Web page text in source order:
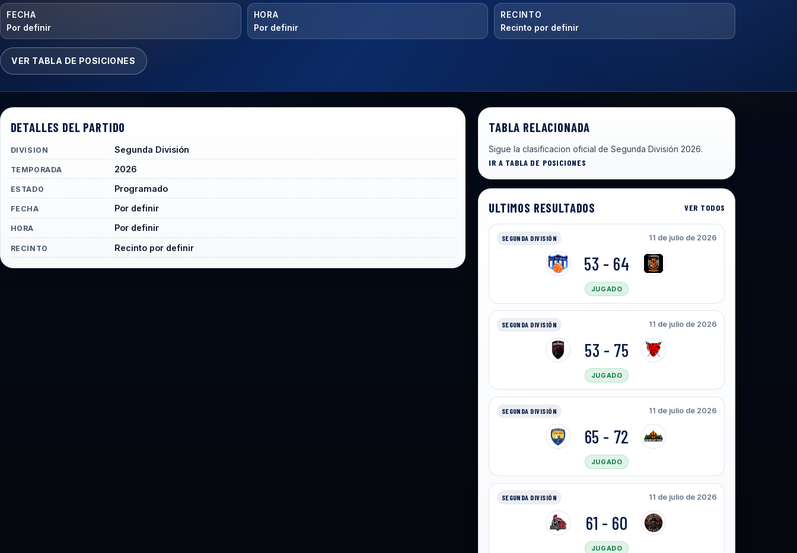
FECHA
Por definir
HORA
Por definir
RECINTO
Recinto por definir
VER TABLA DE POSICIONES
DETALLES DEL PARTIDO
DIVISION Segunda División
TEMPORADA 2026
ESTADO Programado
FECHA Por definir
HORA Por definir
RECINTO Recinto por definir
TABLA RELACIONADA
Sigue la clasificacion oficial de Segunda División 2026.
IR A TABLA DE POSICIONES
ULTIMOS RESULTADOS VER TODOS
SEGUNDA DIVISIÓN 11 de julio de 2026
53 - 64
JUGADO
SEGUNDA DIVISIÓN 11 de julio de 2026
53 - 75
JUGADO
SEGUNDA DIVISIÓN 11 de julio de 2026
65 - 72
JUGADO
SEGUNDA DIVISIÓN 11 de julio de 2026
61 - 60
JUGADO